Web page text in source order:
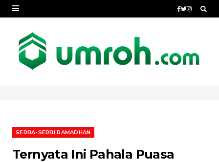
SERBA-SERBI RAMADHAN
Ternyata Ini Pahala Puasa